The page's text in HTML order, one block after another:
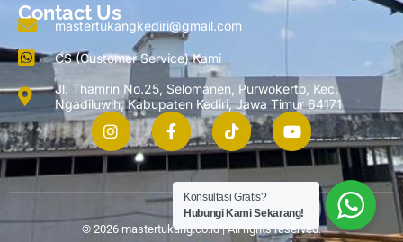
Contact Us
mastertukangkediri@gmail.com
CS (Customer Service) Kami
Jl. Thamrin No.25, Selomanen, Purwokerto, Kec.
Ngadiluwih, Kabupaten Kediri, Jawa Timur 64171
© 2026 mastertukang.co.id | All rights reserved.
Konsultasi Gratis?
Hubungi Kami Sekarang!